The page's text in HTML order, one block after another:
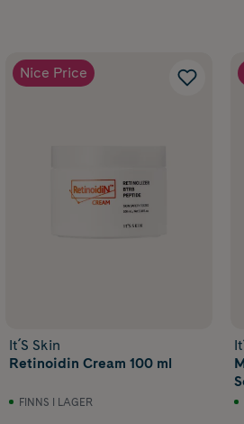
Nice Price
It´S Skin
Retinoidin Cream 100 ml
FINNS I LAGER